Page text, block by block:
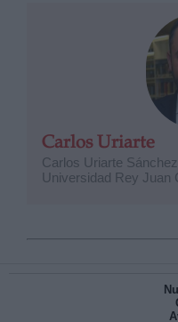
Carlos Uriarte
Carlos Uriarte
Universidad Rey Juan